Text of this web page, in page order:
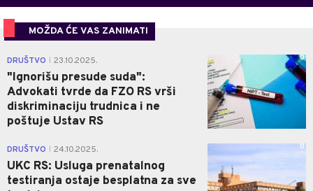
MOŽDA ĆE VAS ZANIMATI
DRUŠTVO 23.10.2025.
"Ignorišu presude suda":
Advokati tvrde da FZO RS vrši
diskriminaciju trudnica i ne
poštuje Ustav RS
0
DRUŠTVO 24.10.2025.
UKC RS: Usluga prenatalnog
testiranja ostaje besplatna za sve
0